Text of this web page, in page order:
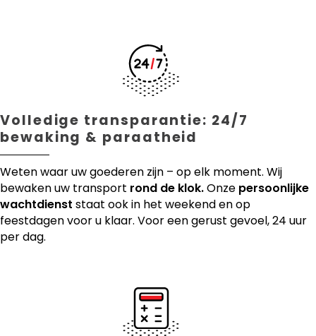
Volledige transparantie: 24/7
bewaking & paraatheid
Weten waar uw goederen zijn – op elk moment. Wij
bewaken uw transport rond de klok.Onze persoonlijke
wachtdienst staat ook in het weekend en op
feestdagen voor u klaar. Voor een gerust gevoel, 24 uur
per dag.